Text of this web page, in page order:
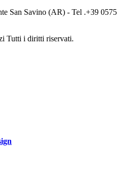
San Savino (AR) - Tel .+39 0575
Tutti i diritti riservati.